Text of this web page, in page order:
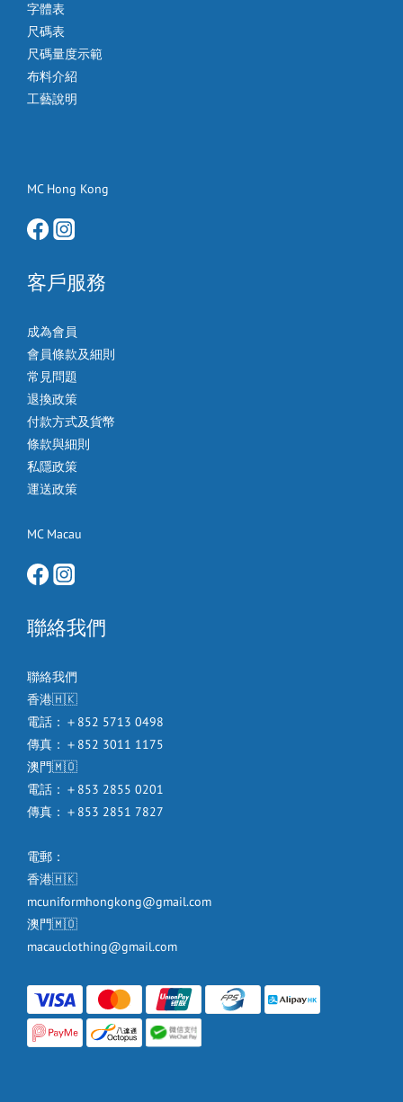
字體表
尺碼表
尺碼量度示範
布料介紹
工藝說明
MC Hong Kong
客戶服務
成為會員
會員條款及細則
常見問題
退換政策
付款方式及貨幣
條款與細則
私隱政策
運送政策
MC Macau
聯絡我們
聯絡我們
香港🇭🇰
電話：＋852 5713 0498
傳真：＋852 3011 1175
澳門🇲🇴
電話：＋853 2855 0201
傳真：＋853 2851 7827
電郵：
香港🇭🇰
mcuniformhongkong@gmail.com
澳門🇲🇴
macauclothing@gmail.com